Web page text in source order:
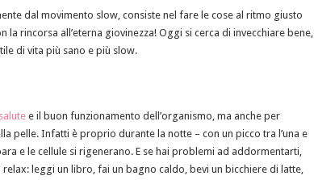
dal movimento slow, consiste nel fare le cose al ritmo giusto
la rincorsa all’eterna giovinezza! Oggi si cerca di invecchiare bene,
di vita più sano e più slow.
e il buon funzionamento dell’organismo, ma anche per
pelle. Infatti è proprio durante la notte – con un picco tra l’una e
e le cellule si rigenerano. E se hai problemi ad addormentarti,
leggi un libro, fai un bagno caldo, bevi un bicchiere di latte,